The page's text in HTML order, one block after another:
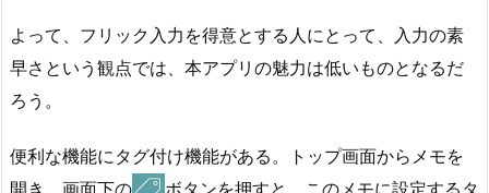
よって、フリック入力を得意とする人にとって、入力の素
早さという観点では、本アプリの魅力は低いものとなるだ
ろう。
便利な機能にタグ付け機能がある。トップ画面からメモを
開き、画面下の
ボタンを押すと、このメモに設定するタ